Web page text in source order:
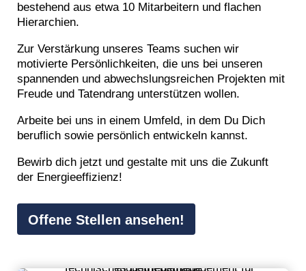
bestehend aus etwa 10 Mitarbeitern und flachen
Hierarchien.
Zur Verstärkung unseres Teams suchen wir
motivierte Persönlichkeiten, die uns bei unseren
spannenden und abwechslungsreichen Projekten mit
Freude und Tatendrang unterstützen wollen.
Arbeite bei uns in einem Umfeld, in dem Du Dich
beruflich sowie persönlich entwickeln kannst.
Bewirb dich jetzt und gestalte mit uns die Zukunft
der Energieeffizienz!
Offene Stellen ansehen!